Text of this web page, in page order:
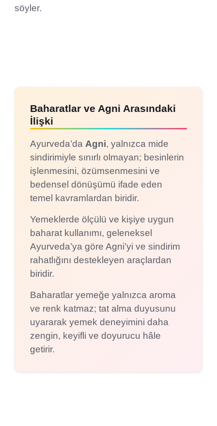
söyler.
Baharatlar ve Agni Arasındaki
İlişki
Ayurveda’da Agni, yalnızca mide
sindirimiyle sınırlı olmayan; besinlerin
işlenmesini, özümsenmesini ve
bedensel dönüşümü ifade eden
temel kavramlardan biridir.
Yemeklerde ölçülü ve kişiye uygun
baharat kullanımı, geleneksel
Ayurveda’ya göre Agni’yi ve sindirim
rahatlığını destekleyen araçlardan
biridir.
Baharatlar yemeğe yalnızca aroma
ve renk katmaz; tat alma duyusunu
uyararak yemek deneyimini daha
zengin, keyifli ve doyurucu hâle
getirir.